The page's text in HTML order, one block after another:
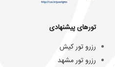
تورهای پیشنهادی
رزرو تور کیش
رزرو تور مشهد